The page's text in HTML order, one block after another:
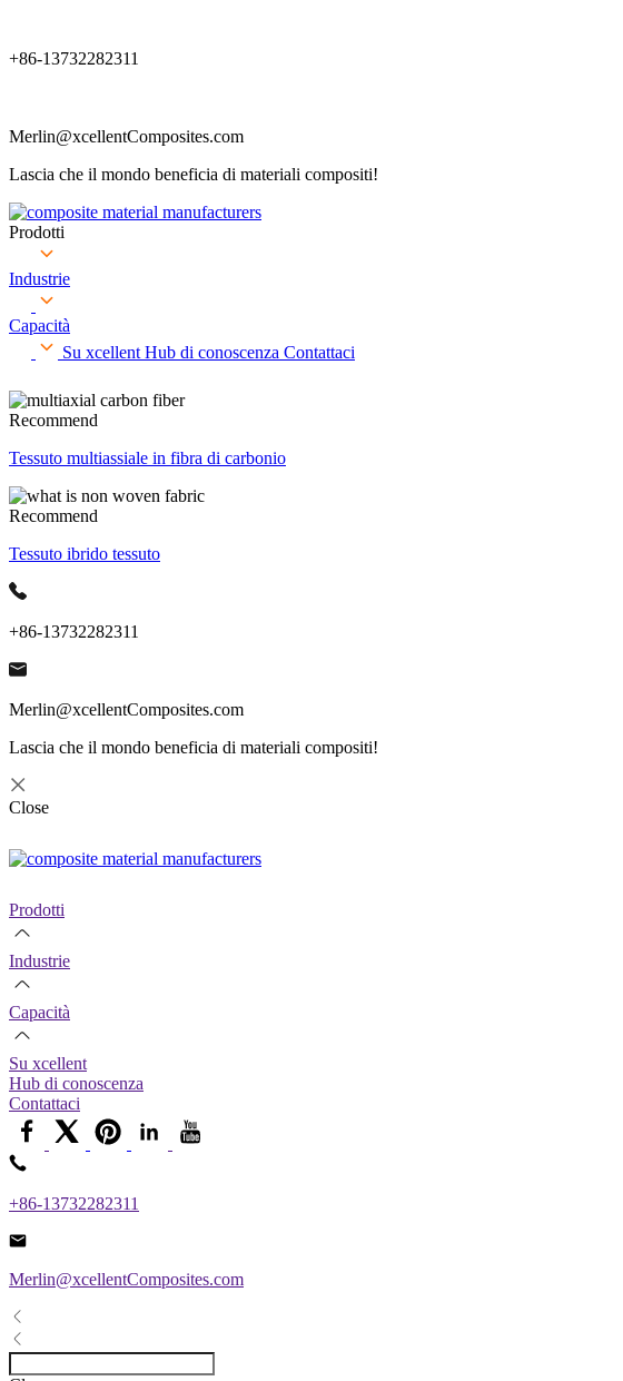
+86-13732282311
Merlin@xcellentComposites.com
Lascia che il mondo beneficia di materiali compositi!
Prodotti
Industrie
Capacità
Su xcellent Hub di conoscenza Contattaci
Recommend
Tessuto multiassiale in fibra di carbonio
Recommend
Tessuto ibrido tessuto
+86-13732282311
Merlin@xcellentComposites.com
Lascia che il mondo beneficia di materiali compositi!
Close
Prodotti
Industrie
Capacità
Su xcellent
Hub di conoscenza
Contattaci
+86-13732282311
Merlin@xcellentComposites.com